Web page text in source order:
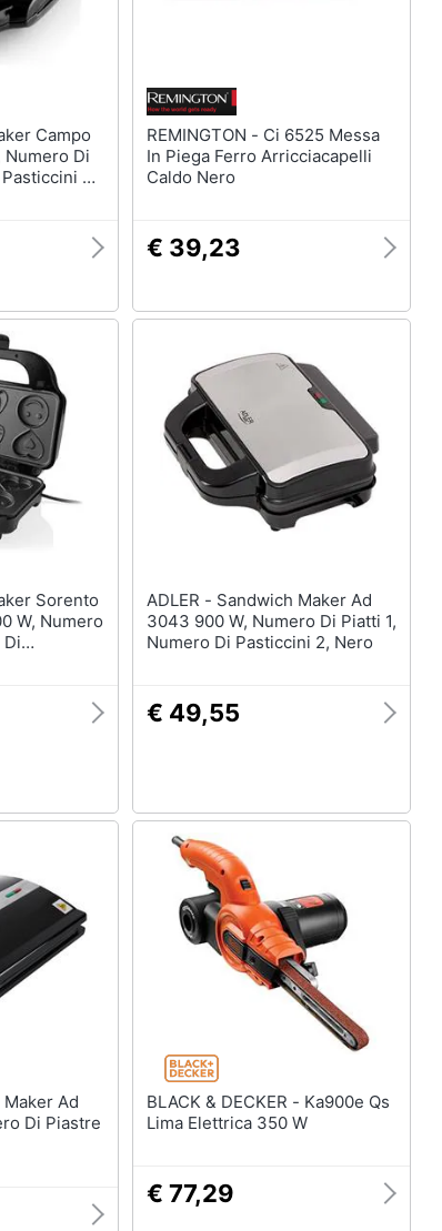
Numero Di
2,
REMINGTON - Ci 6525 Messa
In Piega Ferro Arricciacapelli
Caldo Nero
€ 39,23
W, Numero
Di
ADLER - Sandwich Maker Ad
3043 900 W, Numero Di Piatti 1,
Numero Di Pasticcini 2, Nero
€ 49,55
Di Piastre
BLACK & DECKER - Ka900e Qs
Lima Elettrica 350 W
€ 77,29